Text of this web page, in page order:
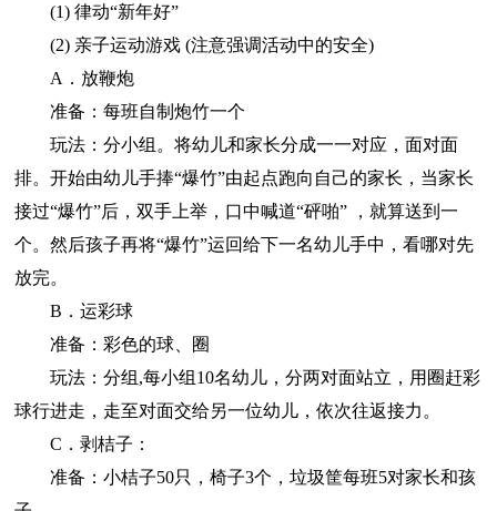
(1) 律动“新年好”
(2) 亲子运动游戏 (注意强调活动中的安全)
A．放鞭炮
准备：每班自制炮竹一个
玩法：分小组。将幼儿和家长分成一一对应，面对面
排。开始由幼儿手捧“爆竹”由起点跑向自己的家长，当家长
接过“爆竹”后，双手上举，口中喊道“砰啪” ，就算送到一
个。然后孩子再将“爆竹”运回给下一名幼儿手中，看哪对先
放完。
B．运彩球
准备：彩色的球、圈
玩法：分组,每小组10名幼儿，分两对面站立，用圈赶彩
球行进走，走至对面交给另一位幼儿，依次往返接力。
C．剥桔子：
准备：小桔子50只，椅子3个，垃圾筐每班5对家长和孩